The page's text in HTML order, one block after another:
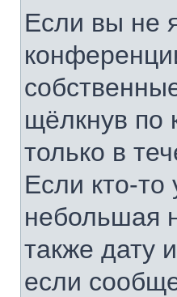
Если вы не
щёлкнув по
только в
Если кто-
небольшая
также дату
если